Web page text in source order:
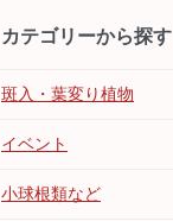
カテゴリーから探す
斑入・葉変り植物
イベント
小球根類など